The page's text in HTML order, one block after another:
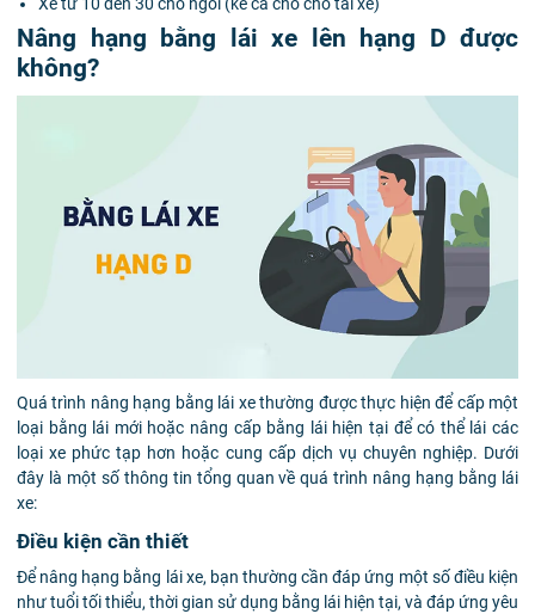
Nâng hạng bằng lái xe lên hạng D được
không?
Quá trình nâng hạng bằng lái xe thường được thực hiện để cấp một
loại bằng lái mới hoặc nâng cấp bằng lái hiện tại để có thể lái các
loại xe phức tạp hơn hoặc cung cấp dịch vụ chuyên nghiệp. Dưới
đây là một số thông tin tổng quan về quá trình nâng hạng bằng lái
xe:
Điều kiện cần thiết
Để nâng hạng bằng lái xe, bạn thường cần đáp ứng một số điều kiện
như tuổi tối thiểu, thời gian sử dụng bằng lái hiện tại, và đáp ứng yêu